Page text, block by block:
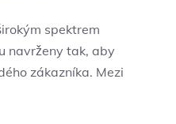
spektrem
navrženy tak, aby
zákazníka. Mezi